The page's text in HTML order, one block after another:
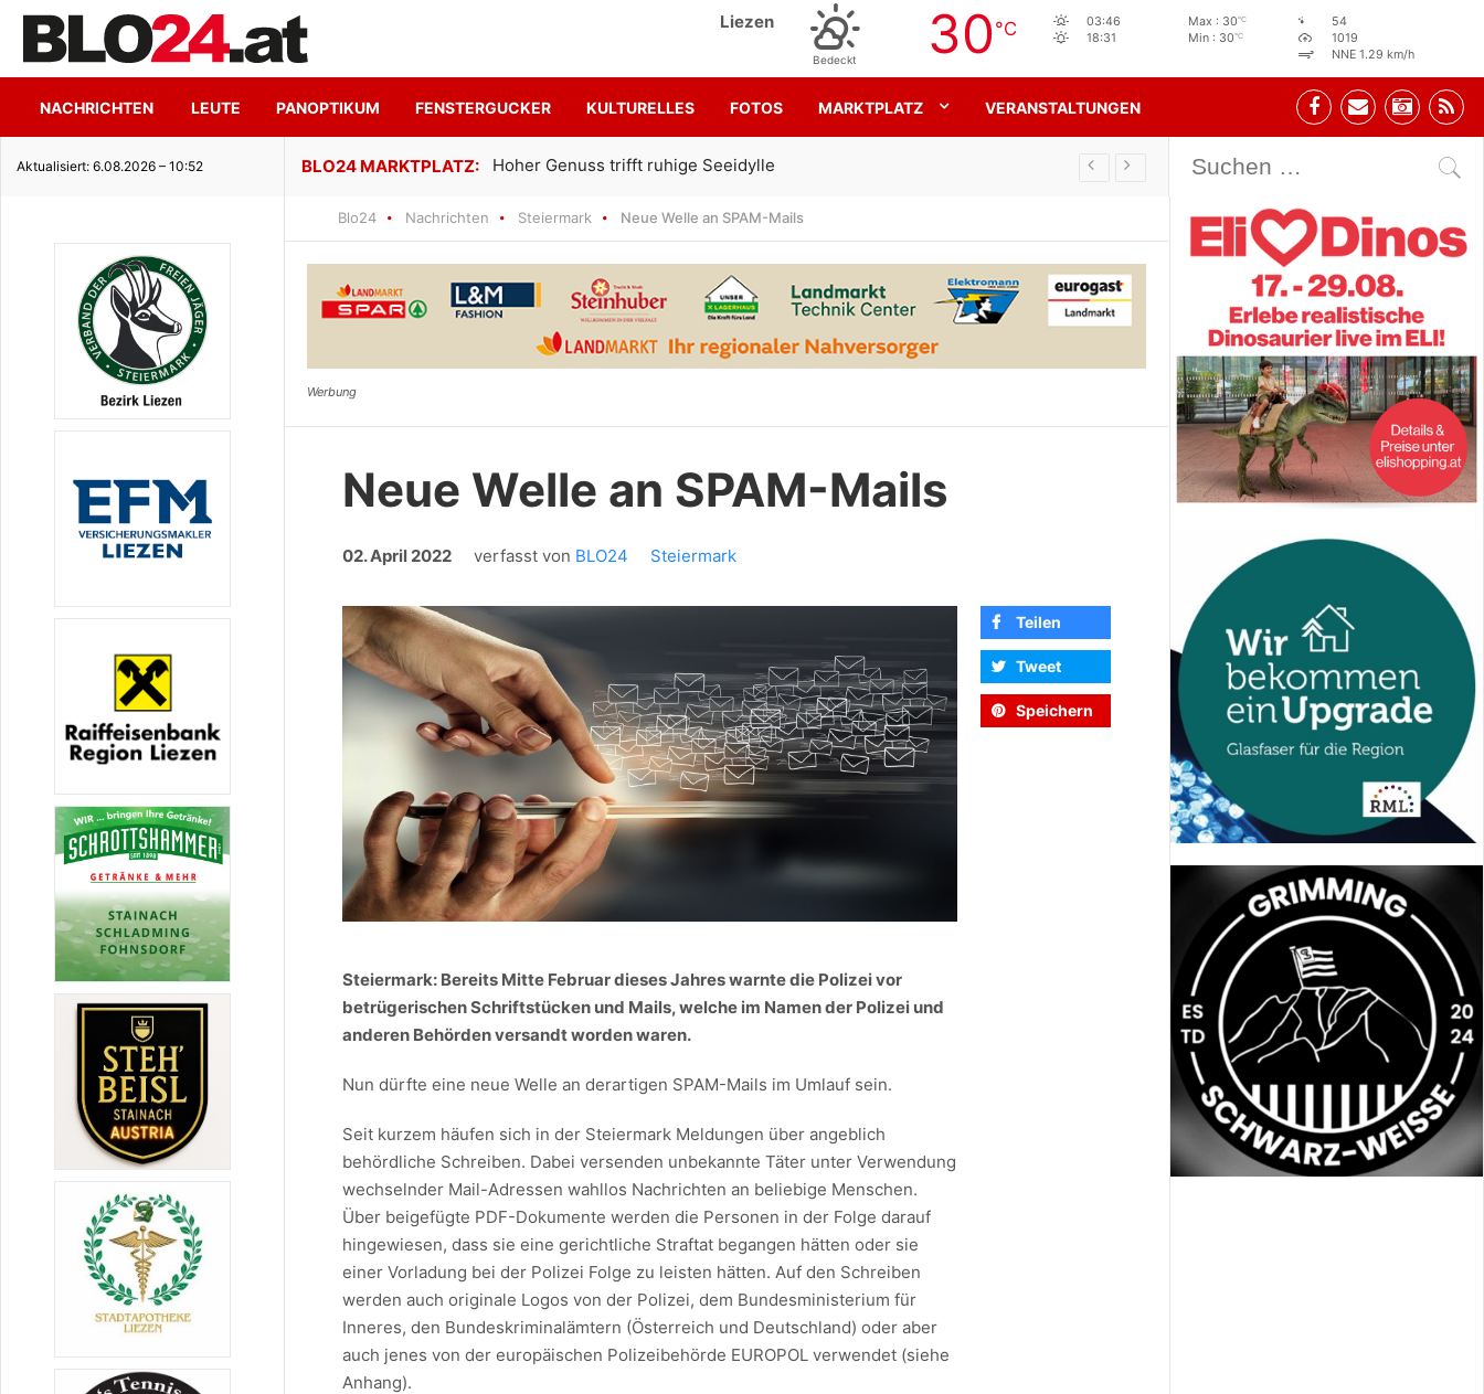
Liezen
Bedeckt 30°C
03:46
18:31
Max : 30°C
Min : 30°C
54
1019
NNE 1.29 km/h
NACHRICHTEN LEUTE PANOPTIKUM FENSTERGUCKER KULTURELLES FOTOS MARKTPLATZ VERANSTALTUNGEN
Aktualisiert: 6.08.2026 – 10:52
Seeidylle Gemeinsam für den SK Sturm Stehbeisl Stainach Öffnungszeiten
Blo24 Nachrichten Steiermark Neue Welle an SPAM-Mails
Neue Welle an SPAM-Mails
02. April 2022 verfasst von BLO24 Steiermark
Steiermark: Bereits Mitte Februar dieses Jahres warnte die Polizei vor
betrügerischen Schriftstücken und Mails, welche im Namen der Polizei und
anderen Behörden versandt worden waren.
Nun dürfte eine neue Welle an derartigen SPAM-Mails im Umlauf sein.
Seit kurzem häufen sich in der Steiermark Meldungen über angeblich
behördliche Schreiben. Dabei versenden unbekannte Täter unter Verwendung
wechselnder Mail-Adressen wahllos Nachrichten an beliebige Menschen.
Über beigefügte PDF-Dokumente werden die Personen in der Folge darauf
hingewiesen, dass sie eine gerichtliche Straftat begangen hätten oder sie
einer Vorladung bei der Polizei Folge zu leisten hätten. Auf den Schreiben
werden auch originale Logos von der Polizei, dem Bundesministerium für
Inneres, den Bundeskriminalämtern (Österreich und Deutschland) oder aber
auch jenes von der europäischen Polizeibehörde EUROPOL verwendet (siehe
Anhang).
Teilen
Tweet
Speichern